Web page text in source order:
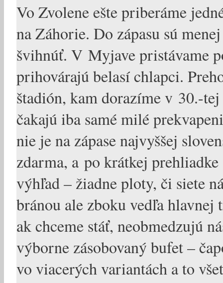
Vo Zvolene ešte priberáme
na Záhorie. Do zápasu sú
švihnúť. V Myjave pristávame
prihovárajú belasí chlapci.
štadión, kam dorazíme v 30.-
čakajú iba samé milé
nie je na zápase najvyššej
zdarma, a po krátkej
výhľad – žiadne ploty, či siete
bránou ale zboku vedľa hlavnej
ak chceme stáť, neobmedzujú
výborne zásobovaný bufet –
vo viacerých variantách a to